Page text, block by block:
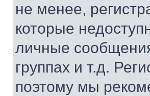
не менее,
которые
личные
группах и т.д.
поэтому мы